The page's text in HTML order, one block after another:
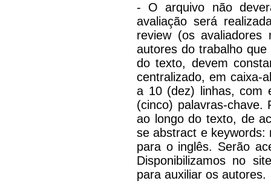
- O arquivo não
avaliação será
review (os
autores do trabalho
do texto, devem
centralizado, em caixa-
a 10 (dez) linhas, com
(cinco) palavras-chave.
ao longo do texto, de
se abstract e keywords:
para o inglês. Serão
Disponibilizamos no
para auxiliar os autores.